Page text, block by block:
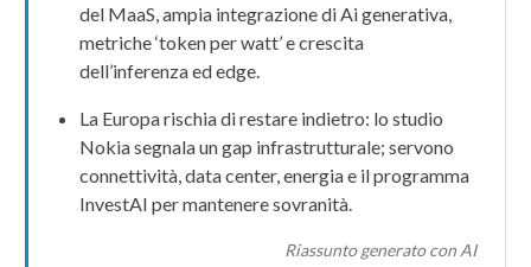
del MaaS , ampia integrazione di Ai generativa
metriche ‘token per watt’ e crescita
dell’inferenza ed edge.
La Europarischia di restare indietro: lo studio
Nokiasegnala un gap infrastrutturale; servono
connettività , data center, energia e il programma
InvestAI per mantenere sovranità.
Riassunto generato con AI